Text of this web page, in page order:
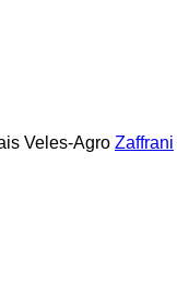
Veles-Agro Zaffrani